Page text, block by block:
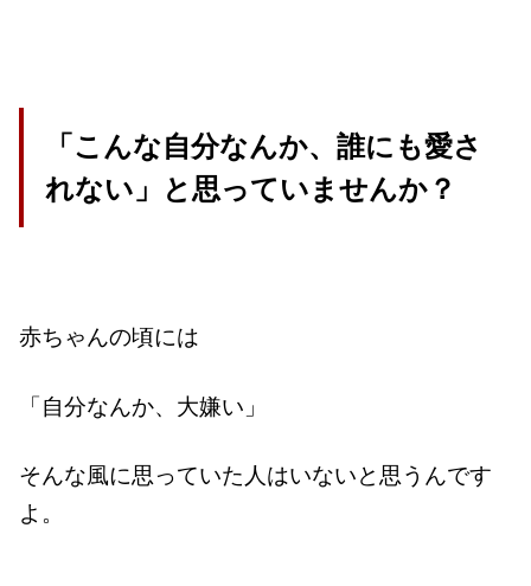
「こんな自分なんか、誰にも愛さ
れない」 と思っていませんか？
赤ちゃんの頃には
「自分なんか、大嫌い」
そんな風に思っていた人はいないと思うんです
よ。